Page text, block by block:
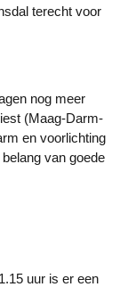
terecht voor
(Maag-Darm-
en voorlichting
van goede